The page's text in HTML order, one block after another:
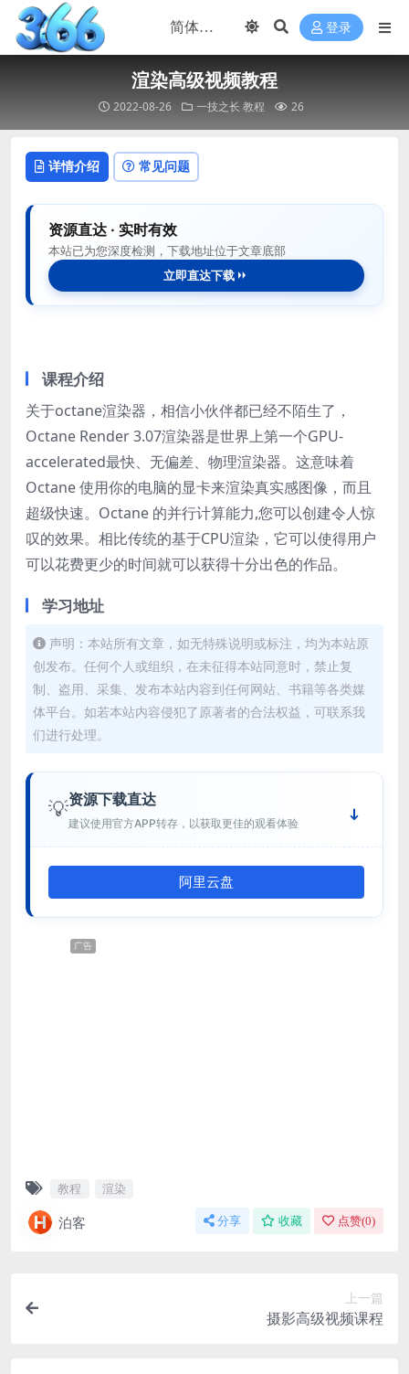
登录
渲染高级视频教程
2022-08-26 一技之长 教程 26
详情介绍 常见问题
资源直达 · 实时有效
本站已为您深度检测，下载地址位于文章底部
立即直达下载
课程介绍
关于octane渲染器，相信小伙伴都已经不陌生了，
Octane Render 3.07渲染器是世界上第一个GPU-
accelerated最快、无偏差、物理渲染器。这意味着
Octane 使用你的电脑的显卡来渲染真实感图像，而且
超级快速。Octane 的并行计算能力,您可以创建令人惊
叹的效果。相比传统的基于CPU渲染，它可以使得用户
可以花费更少的时间就可以获得十分出色的作品。
学习地址
声明：本站所有文章，如无特殊说明或标注，均为本站原
创发布。任何个人或组织，在未征得本站同意时，禁止复
制、盗用、采集、发布本站内容到任何网站、书籍等各类媒
体平台。如若本站内容侵犯了原著者的合法权益，可联系我
们进行处理。
💡资源下载直达
建议使用官方APP转存，以获取更佳的观看体验
阿里云盘
广告
教程 渲染
泊客 分享 收藏 点赞(0)
上一篇
摄影高级视频课程